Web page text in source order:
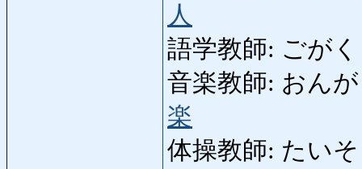
人
語学教師: ごがく
音楽教師: おん
楽
体操教師: たいそ